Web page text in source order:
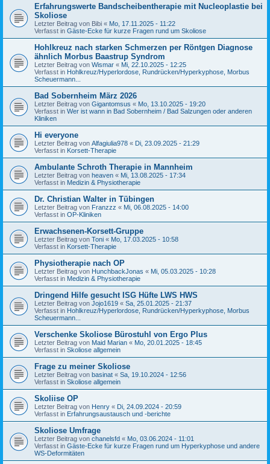
Erfahrungswerte Bandscheibentherapie mit Nucleoplastie bei
Skoliose
Letzter Beitrag von Bibi « Mo, 17.11.2025 - 11:22
Verfasst in Gäste-Ecke für kurze Fragen rund um Skoliose
Hohlkreuz nach starken Schmerzen per Röntgen Diagnose
ähnlich Morbus Baastrup Syndrom
Letzter Beitrag von Wismar « Mi, 22.10.2025 - 12:25
Verfasst in Hohlkreuz/Hyperlordose, Rundrücken/Hyperkyphose, Morbus
Scheuermann...
Bad Sobernheim März 2026
Letzter Beitrag von Gigantomsus « Mo, 13.10.2025 - 19:20
Verfasst in Wer ist wann in Bad Sobernheim / Bad Salzungen oder anderen
Kliniken
Hi everyone
Letzter Beitrag von Alfagiulia978 « Di, 23.09.2025 - 21:29
Verfasst in Korsett-Therapie
Ambulante Schroth Therapie in Mannheim
Letzter Beitrag von heaven « Mi, 13.08.2025 - 17:34
Verfasst in Medizin & Physiotherapie
Dr. Christian Walter in Tübingen
Letzter Beitrag von Franzzz « Mi, 06.08.2025 - 14:00
Verfasst in OP-Kliniken
Erwachsenen-Korsett-Gruppe
Letzter Beitrag von Toni « Mo, 17.03.2025 - 10:58
Verfasst in Korsett-Therapie
Physiotherapie nach OP
Letzter Beitrag von HunchbackJonas « Mi, 05.03.2025 - 10:28
Verfasst in Medizin & Physiotherapie
Dringend Hilfe gesucht ISG Hüfte LWS HWS
Letzter Beitrag von Jojo1619 « Sa, 25.01.2025 - 21:37
Verfasst in Hohlkreuz/Hyperlordose, Rundrücken/Hyperkyphose, Morbus
Scheuermann...
Verschenke Skoliose Bürostuhl von Ergo Plus
Letzter Beitrag von Maid Marian « Mo, 20.01.2025 - 18:45
Verfasst in Skoliose allgemein
Frage zu meiner Skoliose
Letzter Beitrag von basinat « Sa, 19.10.2024 - 12:56
Verfasst in Skoliose allgemein
Skoliise OP
Letzter Beitrag von Henry « Di, 24.09.2024 - 20:59
Verfasst in Erfahrungsaustausch und -berichte
Skoliose Umfrage
Letzter Beitrag von chanelsfd « Mo, 03.06.2024 - 11:01
Verfasst in Gäste-Ecke für kurze Fragen rund um Hyperkyphose und andere
WS-Deformitäten